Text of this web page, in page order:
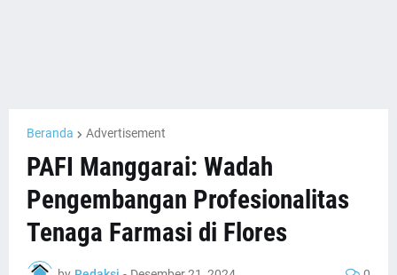
Beranda Advertisement
PAFI Manggarai: Wadah
Pengembangan Profesionalitas
Tenaga Farmasi di Flores